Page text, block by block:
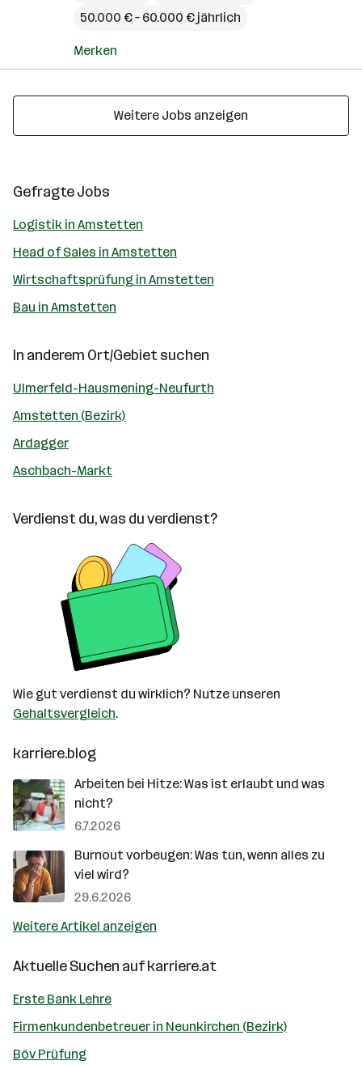
50.000 € – 60.000 € jährlich
Merken
Weitere Jobs anzeigen
Gefragte Jobs
Logistik in Amstetten
Head of Sales in Amstetten
Wirtschaftsprüfung in Amstetten
Bau in Amstetten
In anderem Ort/Gebiet suchen
Ulmerfeld-Hausmening-Neufurth
Amstetten (Bezirk)
Ardagger
Aschbach-Markt
Verdienst du, was du verdienst?
Wie gut verdienst du wirklich? Nutze unseren
Gehaltsvergleich.
karriere.blog
Arbeiten bei Hitze: Was ist erlaubt und was
nicht?
6.7.2026
Burnout vorbeugen: Was tun, wenn alles zu
viel wird?
29.6.2026
Weitere Artikel anzeigen
Aktuelle Suchen aufkarriere.at
Erste Bank Lehre
Firmenkundenbetreuer in Neunkirchen (Bezirk)
Böv Prüfung